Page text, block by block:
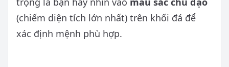
(chiếm diện tích lớn nhất) trên khối đá để
xác định mệnh phù hợp.